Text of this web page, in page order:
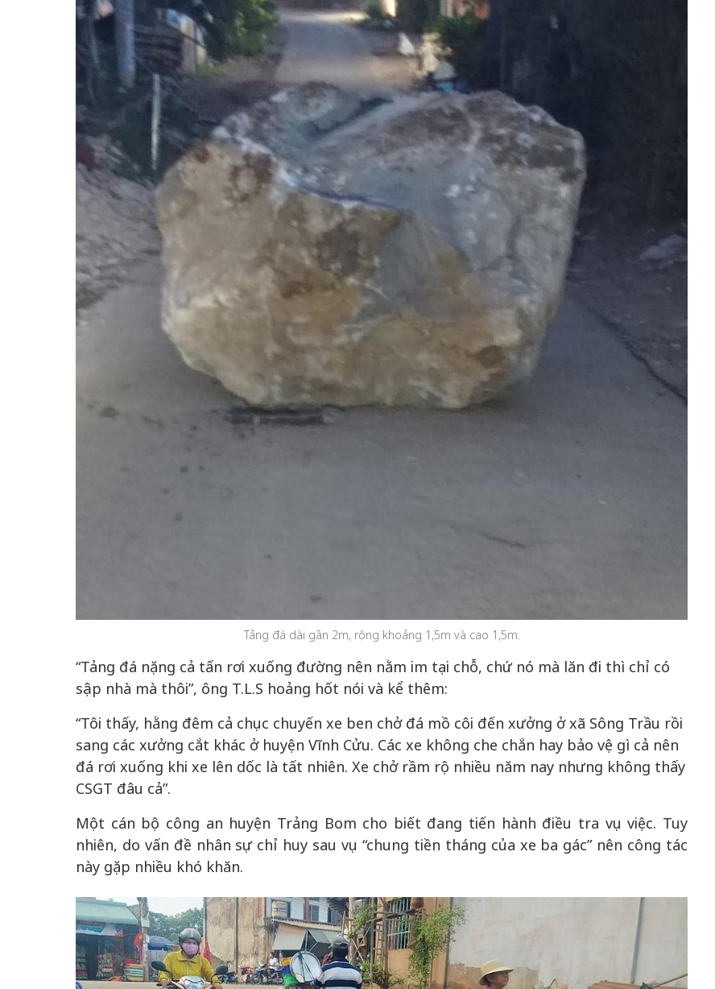
Tảng đá dài gần 2m, rộng khoảng 1,5m và cao 1,5m.
“Tảng đá nặng cả tấn rơi xuống đường nên nằm im tại chỗ, chứ nó mà lăn đi thì chỉ có
sập nhà mà thôi”, ông T.L.S hoảng hốt nói và kể thêm:
“Tôi thấy, hằng đêm cả chục chuyến xe ben chở đá mồ côi đến xưởng ở xã Sông Trầu rồi
sang các xưởng cắt khác ở huyện Vĩnh Cửu. Các xe không che chắn hay bảo vệ gì cả nên
đá rơi xuống khi xe lên dốc là tất nhiên. Xe chở rầm rộ nhiều năm nay nhưng không thấy
CSGT đâu cả”.
Một cán bộ công an huyện Trảng Bom cho biết đang tiến hành điều tra vụ việc. Tuy
nhiên, do vấn đề nhân sự chỉ huy sau vụ “chung tiền tháng của xe ba gác” nên công tác
này gặp nhiều khó khăn.